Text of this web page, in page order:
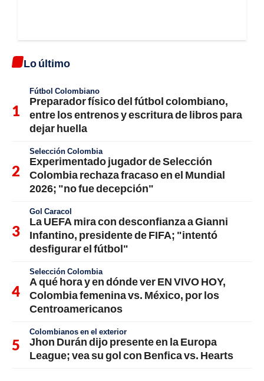
Lo último
Fútbol Colombiano
Preparador físico del fútbol colombiano,
entre los entrenos y escritura de libros para
dejar huella
Selección Colombia
Experimentado jugador de Selección
Colombia rechaza fracaso en el Mundial
2026; "no fue decepción"
Gol Caracol
La UEFA mira con desconfianza a Gianni
Infantino, presidente de FIFA; "intentó
desfigurar el fútbol"
Selección Colombia
A qué hora y en dónde ver EN VIVO HOY,
Colombia femenina vs. México, por los
Centroamericanos
Colombianos en el exterior
Jhon Durán dijo presente en la Europa
League; vea su gol con Benfica vs. Hearts